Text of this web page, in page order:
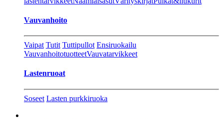
Vauvanhoito
Vaipat Tutit Tuttipullot Ensiruokailu
VauvanhoitotuotteetVauvatarvikkeet
Lastenruoat
Soseet Lasten purkkiruoka